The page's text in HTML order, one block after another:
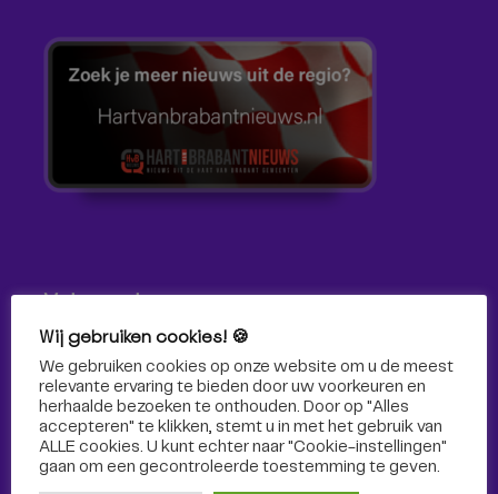
Volg ons!
Volg Omroep Tilburg niet alleen hier, maar ook via social
media!
Wij gebruiken cookies! 🍪
We gebruiken cookies op onze website om u de meest
relevante ervaring te bieden door uw voorkeuren en
herhaalde bezoeken te onthouden. Door op "Alles
accepteren" te klikken, stemt u in met het gebruik van
ALLE cookies. U kunt echter naar "Cookie-instellingen"
gaan om een ​​gecontroleerde toestemming te geven.